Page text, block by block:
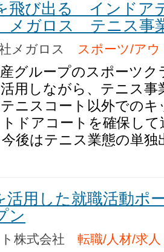
飛び出る インドア
ガロス テニス事
社メガロス スポーツ/ア
グループのスポーツ
用しながら、テニス
ニスコート以外での
ドアコートを確保し
後はテニス業態の単
活用した就職活動ポ
ン
ト株式会社 転職/人材/求人